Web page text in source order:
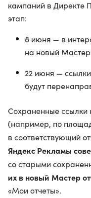
кампаний в Директе
этап:
8 июня — в
на новый Мастер
22 июня —
будут
Сохраненные ссылки
(например, по
в соответствующий
Яндекс Рекламы
со старыми
их в новый Мастер
«Мои отчеты».